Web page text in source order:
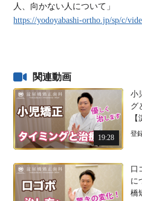
人、向かない人について」
https://yodoyabashi-ortho.jp/sp/c/
関連動画
19:28
小
グ
登
口
に
橋